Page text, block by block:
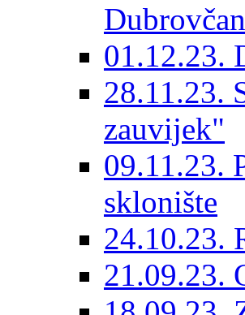
01.12.23.
28.11.23.
zauvijek"
09.11.23.
sklonište
24.10.23.
21.09.23.